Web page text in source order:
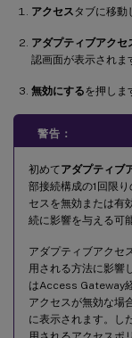
アクセスタブに移動
アダプティブアクセ
認画面が表示されま
無効にするを押しま
警告：
初めてアダプティブ
部接続構成の1回限
セスを無効または有
続に影響を与える可
アダプティブアクセ
用される方法に影響
はAccess Gateway
アクセスが無効な場
に表示されます。し